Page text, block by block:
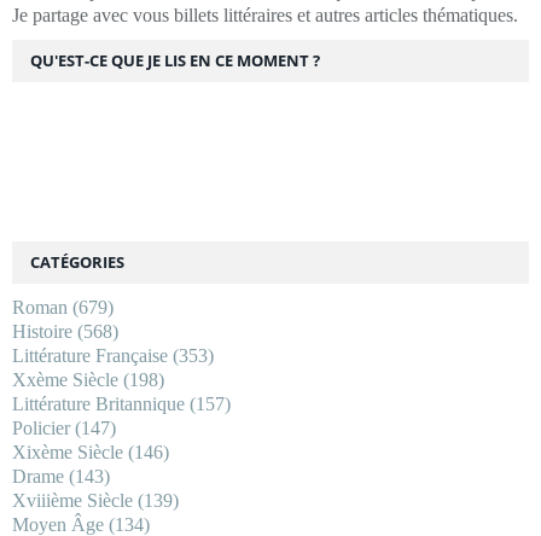
Je partage avec vous billets littéraires et autres articles thématiques.
CATÉGORIES
Roman (679)
Histoire (568)
Littérature Française (353)
Xxème Siècle (198)
Littérature Britannique (157)
Policier(147)
Xixème Siècle (146)
Drame (143)
Xviiième Siècle (139)
Moyen Âge (134)
QU'EST-CE QUE JE LIS EN CE MOMENT ?